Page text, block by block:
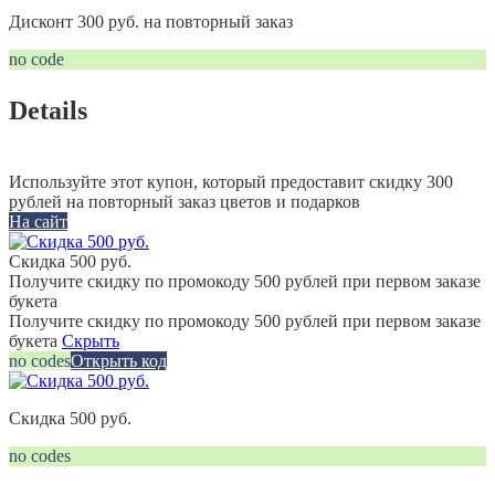
Дисконт 300 руб. на повторный заказ
no code
Details
Используйте этот купон, который предоставит скидку 300
рублей на повторный заказ цветов и подарков
На сайт
Скидка 500 руб.
Получите скидку по промокоду 500 рублей при первом заказе
букета
Получите скидку по промокоду 500 рублей при первом заказе
букета Скрыть
no codesОткрыть код
Скидка 500 руб.
no codes